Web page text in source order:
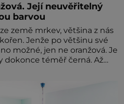
Její neuvěřitelný
barvou
země mrkev, většina z nás
Jenže po většinu své
možné, jen ne oranžová. Je
dokonce téměř černá. Až
Její příběh je